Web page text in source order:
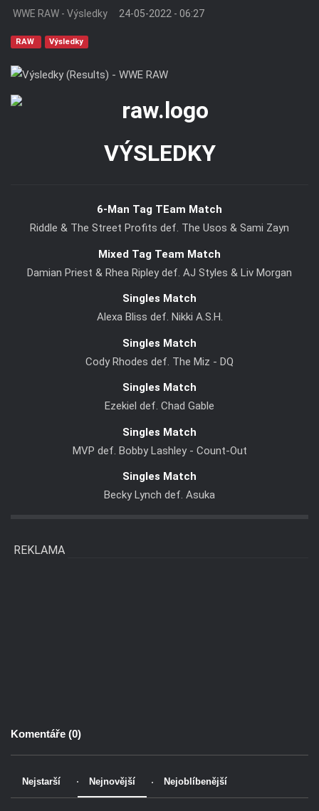
WWE RAW - Výsledky 24-05-2022 - 06:27
RAW Výsledky
VÝSLEDKY
6-Man Tag TEam Match
Riddle & The Street Profits def. The Usos & Sami Zayn
Mixed Tag Team Match
Damian Priest & Rhea Ripley def. AJ Styles & Liv Morgan
Singles Match
Alexa Bliss def. Nikki A.S.H.
Singles Match
Cody Rhodes def. The Miz - DQ
Singles Match
Ezekiel def. Chad Gable
Singles Match
MVP def. Bobby Lashley - Count-Out
Singles Match
Becky Lynch def. Asuka
REKLAMA
Komentáře (0)
Nejstarší Nejnovější Nejoblíbenější